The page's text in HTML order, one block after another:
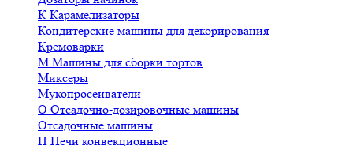
К Карамелизаторы
Кондитерские машины для декорирования
Кремоварки
М Машины для сборки тортов
Миксеры
Мукопросеиватели
О Отсадочно-дозировочные машины
Отсадочные машины
П Печи конвекционные